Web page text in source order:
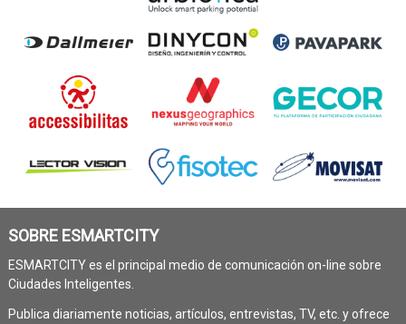
SOBRE ESMARTCITY
ESMARTCITY es el principal medio de comunicación on-line sobre
Ciudades Inteligentes.
Publica diariamente noticias, artículos, entrevistas, TV, etc. y ofrece